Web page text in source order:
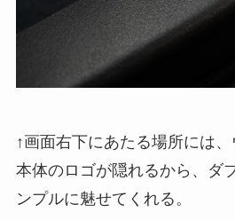
↑画面右下にあたる場所には、
本体のロゴが隠れるから、ダ
ンプルに魅せてくれる。